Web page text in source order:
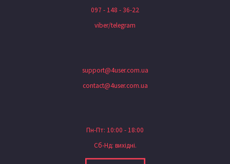
097 - 148 - 36-22
viber/telegram
support@4user.com.ua
contact@4user.com.ua
Пн-Пт: 10:00 - 18:00
Сб-Нд: вихідні.